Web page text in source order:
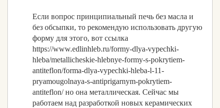
Если вопрос принципиальный печь без масла и
без обсыпки, то рекомендую использовать другую
форму для этого, вот ссылка
https://www.edlinhleb.ru/formy-dlya-vypechki-
hleba/metallicheskie-hlebnye-formy-s-pokrytiem-
antiteflon/forma-dlya-vypechki-hleba-l-11-
pryamougolnaya-s-antiprigarnym-pokrytiem-
antiteflon/ но она металлическая. Сейчас мы
работаем над разработкой новых керамических